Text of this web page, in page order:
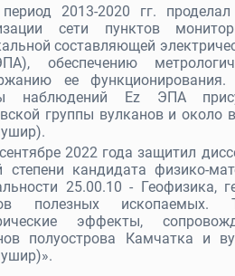
2013-2020 гг.
сети пунктов
составляющей
обеспечению
ее
наблюдений Ez ЭПА
группы вулканов и около
2022 года защитил
степени кандидата физико-
25.00.10 - Геофизика,
полезных ископаемых.
эффекты,
полуострова Камчатка и